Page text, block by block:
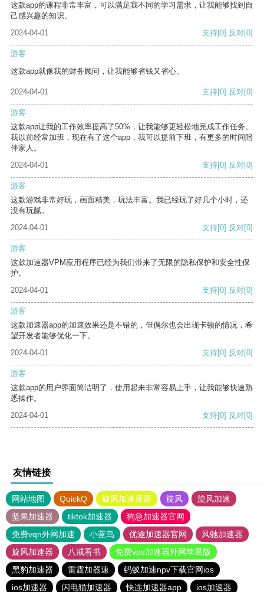
这款app的课程非常丰富，可以满足我不同的学习需求，让我能够找到自
己感兴趣的知识。
2024-04-01
支持[0] 反对[0]
游客
这款app就像我的财务顾问，让我能够省钱又省心。
2024-04-01 支持[0] 反对[0]
游客
这款app让我的工作效率提高了50%，让我能够更轻松地完成工作任务。
我以前经常加班，现在有了这个app，我可以提前下班，有更多的时间陪
伴家人。
2024-04-01
支持[0] 反对[0]
游客
这款游戏非常好玩，画面精美，玩法丰富。我已经玩了好几个小时，还
没有玩腻。
2024-04-01
支持[0] 反对[0]
游客
这款加速器VPM应用程序已经为我们带来了无限的隐私保护和安全性保
护。
2024-04-01
支持[0] 反对[0]
游客
这款加速器app的加速效果还是不错的，但偶尔也会出现卡顿的情况，希
望开发者能够优化一下。
2024-04-01
支持[0] 反对[0]
游客
这款app的用户界面简洁明了，使用起来非常容易上手，让我能够快速熟
悉操作。
2024-04-01
支持[0] 反对[0]
友情链接
网站地图 QuickQ 旋风加速度器 旋风
旋风加速
坚果加速器
tiktok加速器
狗急加速器官网
免费vqn外网加速
小蓝鸟 优途加速器官网
风驰加速器
旋风加速器
八戒看书
免费vps加速器外网苹果版
黑豹加速器
雷霆加器速
蚂蚁加速npv下载官网ios
ios加速器
闪电猫加速器 快连加速器app ios加速器